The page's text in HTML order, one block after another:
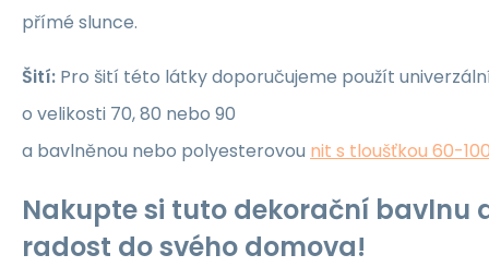
přímé slunce.
Šití: Pro šití této látky doporučujeme použít
o velikosti 70, 80 nebo 90
a bavlněnou nebo polyesterovou nit s tloušťkou 60-
Nakupte si tuto dekorační bavlnu
radost do svého domova!